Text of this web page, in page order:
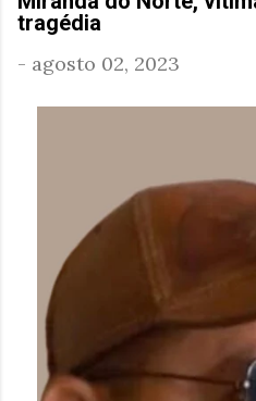
tragédia
- agosto 02, 2023